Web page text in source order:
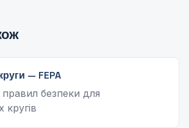
— FEPA
правил безпеки для
кругів